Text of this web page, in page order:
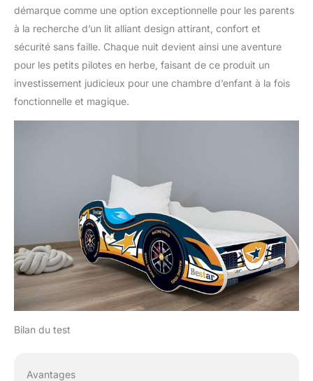
démarque comme une option exceptionnelle pour les parents
à la recherche d’un lit alliant design attirant, confort et
sécurité sans faille. Chaque nuit devient ainsi une aventure
pour les petits pilotes en herbe, faisant de ce produit un
investissement judicieux pour une chambre d’enfant à la fois
fonctionnelle et magique.
Bilan du test
Avantages